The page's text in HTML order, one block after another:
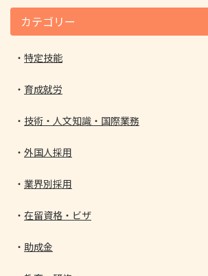
カテゴリー
特定技能
育成就労
技術・人文知識・国際業務
外国人採用
業界別採用
在留資格・ビザ
助成金